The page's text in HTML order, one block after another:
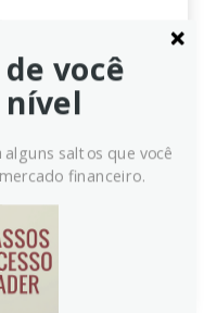
de 1,1660,
abaixo do esperado
cortes do Fed em
e inflação para
e manter
você
saltos que você
financeiro.